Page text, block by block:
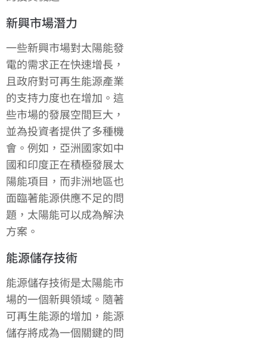
新興市場潛力
一些新興市場對太陽能發
電的需求正在快速增長，
且政府對可再生能源產業
的支持力度也在增加。這
些市場的發展空間巨大，
並為投資者提供了多種機
會。例如，亞洲國家如中
國和印度正在積極發展太
陽能項目，而非洲地區也
面臨著能源供應不足的問
題，太陽能可以成為解決
方案。
能源儲存技術
能源儲存技術是太陽能市
場的一個新興領域。隨著
可再生能源的增加，能源
儲存將成為一個關鍵的問